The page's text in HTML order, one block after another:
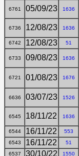
6761 05/09/23 1636
6736 12/08/23 1636
6742 12/08/23 51
6733 09/08/23 1636
6721 01/08/23 1676
6636 03/07/23 1526
6545 18/11/22 1636
6544 16/11/22 553
6543 16/11/22 51
6537 30/10/22 1550